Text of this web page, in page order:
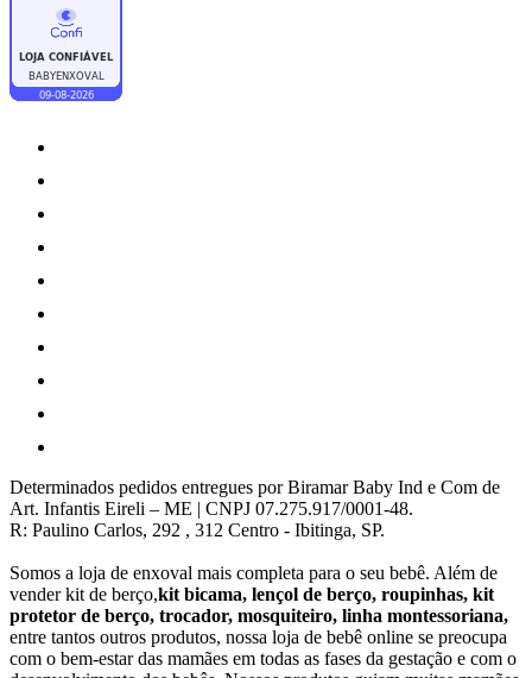
Determinados pedidos entregues por Biramar Baby Ind e Com de
Art. Infantis Eireli – ME | CNPJ 07.275.917/0001-48.
R: Paulino Carlos, 292 , 312 Centro - Ibitinga, SP.
Somos a loja de enxoval mais completa para o seu bebê. Além de
vender kit de berço,kit bicama, lençol de berço, roupinhas, kit
protetor de berço, trocador, mosquiteiro, linha montessoriana,
entre tantos outros produtos, nossa loja de bebê online se preocupa
com o bem-estar das mamães em todas as fases da gestação e com o